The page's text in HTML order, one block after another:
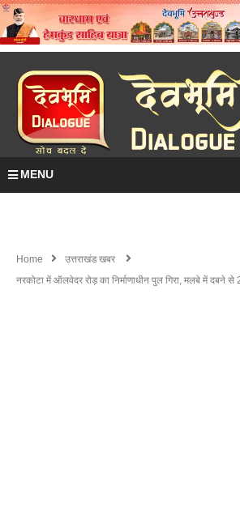
MENU
Home
उत्तराखंड खबर
नरकोटा में ऑलवेदर रोड़ का निर्माणाधीन पुल गिरा, मलबे में दबने से